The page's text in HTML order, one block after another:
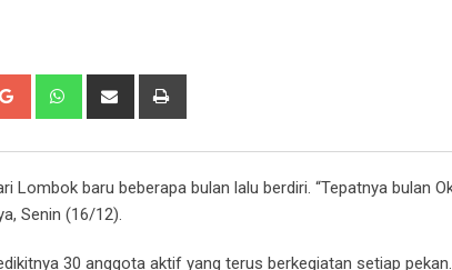
Google+ WhatsappShare
Lombok baru beberapa bulan lalu berdiri. “Tepatnya bulan
Senin (16/12).
30 anggota aktif yang terus berkegiatan setiap